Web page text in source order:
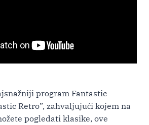
program Fantastic
Retro”, zahvaljujući kojem na
pogledati klasike, ove